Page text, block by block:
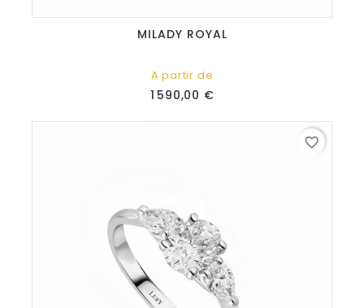
MILADY ROYAL
A partir de
Prix
1 590,00 €
favorite_border